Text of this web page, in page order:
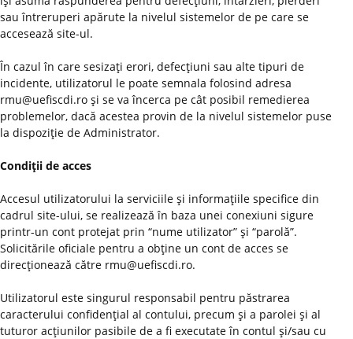
sau întreruperi apărute la nivelul sistemelor de pe care se
accesează site-ul.
În cazul în care sesizaţi erori, defecţiuni sau alte tipuri de
incidente, utilizatorul le poate semnala folosind adresa
rmu@uefiscdi.ro şi se va încerca pe cât posibil remedierea
problemelor, dacă acestea provin de la nivelul sistemelor puse
la dispoziţie de Administrator.
Condiţii de acces
Accesul utilizatorului la serviciile şi informaţiile specifice din
cadrul site-ului, se realizează în baza unei conexiuni sigure
printr-un cont protejat prin “nume utilizator” şi “parolă”.
Solicitările oficiale pentru a obţine un cont de acces se
direcţionează către rmu@uefiscdi.ro.
Utilizatorul este singurul responsabil pentru păstrarea
caracterului confidenţial al contului, precum şi a parolei şi al
tuturor acţiunilor pasibile de a fi executate în contul şi/sau cu